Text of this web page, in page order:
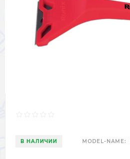
В НАЛИЧИИ MODEL-NAME: